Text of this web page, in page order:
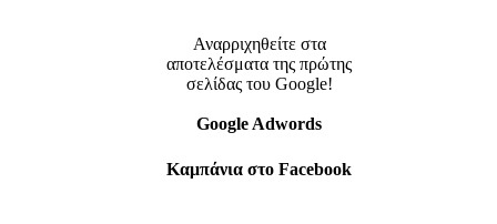
Αναρριχηθείτε στα
αποτελέσματα της πρώτης
σελίδας του Google!
Google Adwords
Καμπάνια στο Facebook